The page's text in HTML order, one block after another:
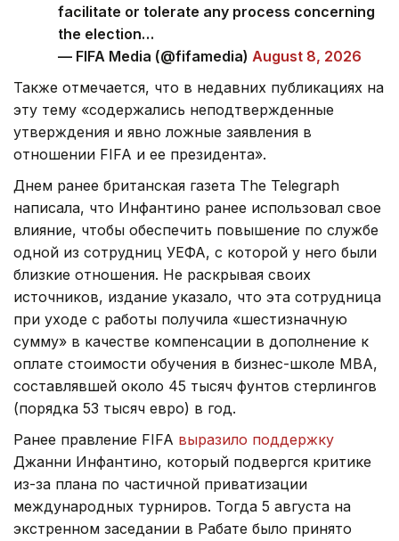
facilitate or tolerate any process concerning
the election…
— FIFA Media (@fifamedia) August 8, 2026
Также отмечается, что в недавних публикациях на
эту тему «содержались неподтвержденные
утверждения и явно ложные заявления в
отношении FIFA и ее президента».
Днем ранее британская газета The Telegraph
написала, что Инфантино ранее использовал свое
влияние, чтобы обеспечить повышение по службе
одной из сотрудниц УЕФА, с которой у него были
близкие отношения. Не раскрывая своих
источников, издание указало, что эта сотрудница
при уходе с работы получила «шестизначную
сумму» в качестве компенсации в дополнение к
оплате стоимости обучения в бизнес-школе МВА,
составлявшей около 45 тысяч фунтов стерлингов
(порядка 53 тысяч евро) в год.
Ранее правление FIFA выразило поддержку
Джанни Инфантино, который подвергся критике
из-за плана по частичной приватизации
международных турниров. Тогда 5 августа на
экстренном заседании в Рабате было принято